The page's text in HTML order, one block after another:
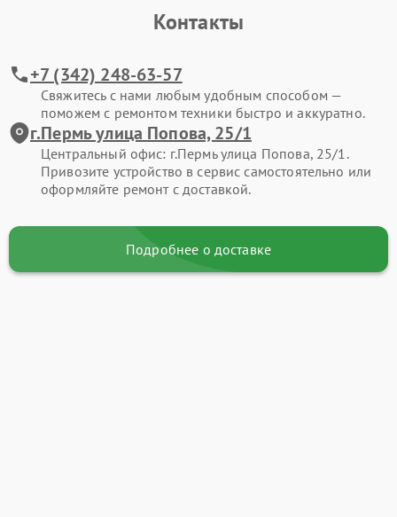
Контакты
+7 (342) 248-63-57
Свяжитесь с нами любым удобным способом —
поможем с ремонтом техники быстро и аккуратно.
г.Пермь улица Попова, 25/1
Центральный офис: г.Пермь улица Попова, 25/1.
Привозите устройство в сервис самостоятельно или
оформляйте ремонт с доставкой.
Подробнее о доставке